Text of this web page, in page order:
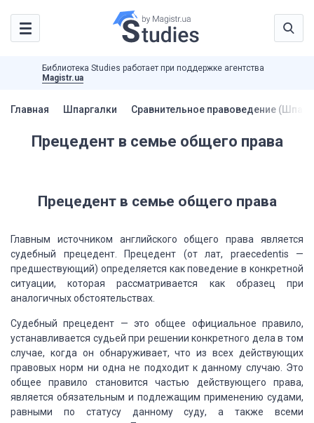
Библиотека Studies работает при поддержке агентства
Magistr.ua
Главная Шпаргалки Сравнительное правоведение
Прецедент в семье общего права
Прецедент в семье общего права
Главным источником английского общего права является
судебный прецедент. Прецедент (от лат, praecedentis —
предшествующий) определяется как поведение в конкретной
ситуации, которая рассматривается как образец при
аналогичных обстоятельствах.
Судебный прецедент — это общее официальное правило,
устанавливается судьей при решении конкретного дела в том
случае, когда он обнаруживает, что из всех действующих
правовых норм ни одна не подходит к данному случаю. Это
общее правило становится частью действующего права,
является обязательным и подлежащим применению судами,
равными по статусу данному суду, а также всеми